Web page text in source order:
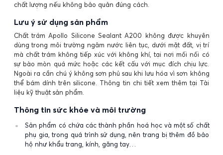
chất lượng nếu không bảo quản đúng cách.
Lưu ý sử dụng sản phẩm
Chất trám Apollo Silicone Sealant A200 không được khuyên
dùng trong môi trường ngâm nước liên tục, dưới mặt đất, vị trí
mà chất trám không tiếp xúc với không khí, tại nơi mối nối có
sự bào mòn quá mức hoặc các kết cấu với mục đích chịu lực.
Ngoài ra cần chú ý không sơn phủ sau khi lưu hóa vì sơn không
thể bám dính trên silicone. Thông tin chi tiết xem thêm tại Tài
liệu kỹ thuật sản phẩm.
Thông tin sức khỏe và môi trường
Sản phẩm có chứa các thành phần hoá học và một số chất
phụ gia, trong quá trình sử dụng, nên trang bị thêm đồ bảo
hộ như khẩu trang, kính, găng tay…